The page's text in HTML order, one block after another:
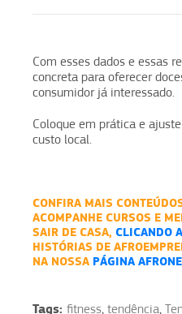
Com esses dados e essas
concreta para oferecer
consumidor já interessado.
Coloque em prática e
custo local.
CONFIRA MAIS
ACOMPANHE CURSOS E
SAIR DE CASA, CLICANDO
HISTÓRIAS DE
NA NOSSA PÁGINA
Tags: fitness, tendência,